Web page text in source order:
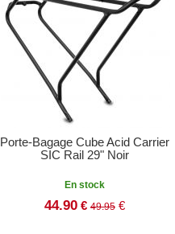
Porte-Bagage Cube Acid Carrier
SIC Rail 29" Noir
En stock
44.90 € 49.95 €